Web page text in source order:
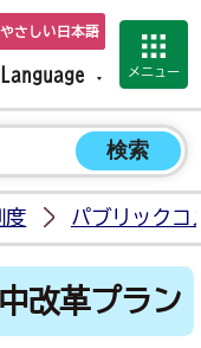
那須烏山市ホーム
やさしい日本語
Language メニュー
度 パブリックコ
改革プラン